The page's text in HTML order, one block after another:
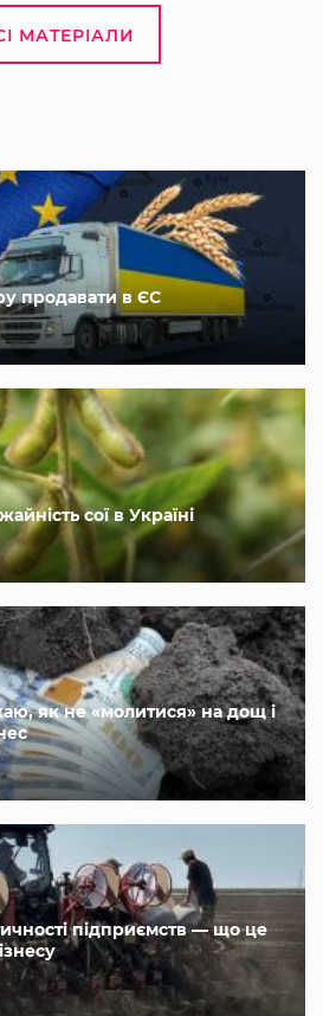
МАТЕРІАЛИ
продавати в ЄС
сої в Україні
як не «молитися» на дощ і
підприємств — що це